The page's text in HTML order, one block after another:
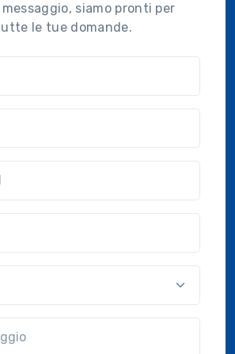
siamo pronti per
le tue domande.